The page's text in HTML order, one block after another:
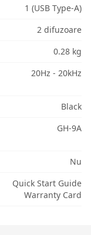
1 (USB Type-A)
2 difuzoare
0.28 kg
20Hz - 20kHz
Black
GH-9A
Nu
Quick Start Guide
Warranty Card